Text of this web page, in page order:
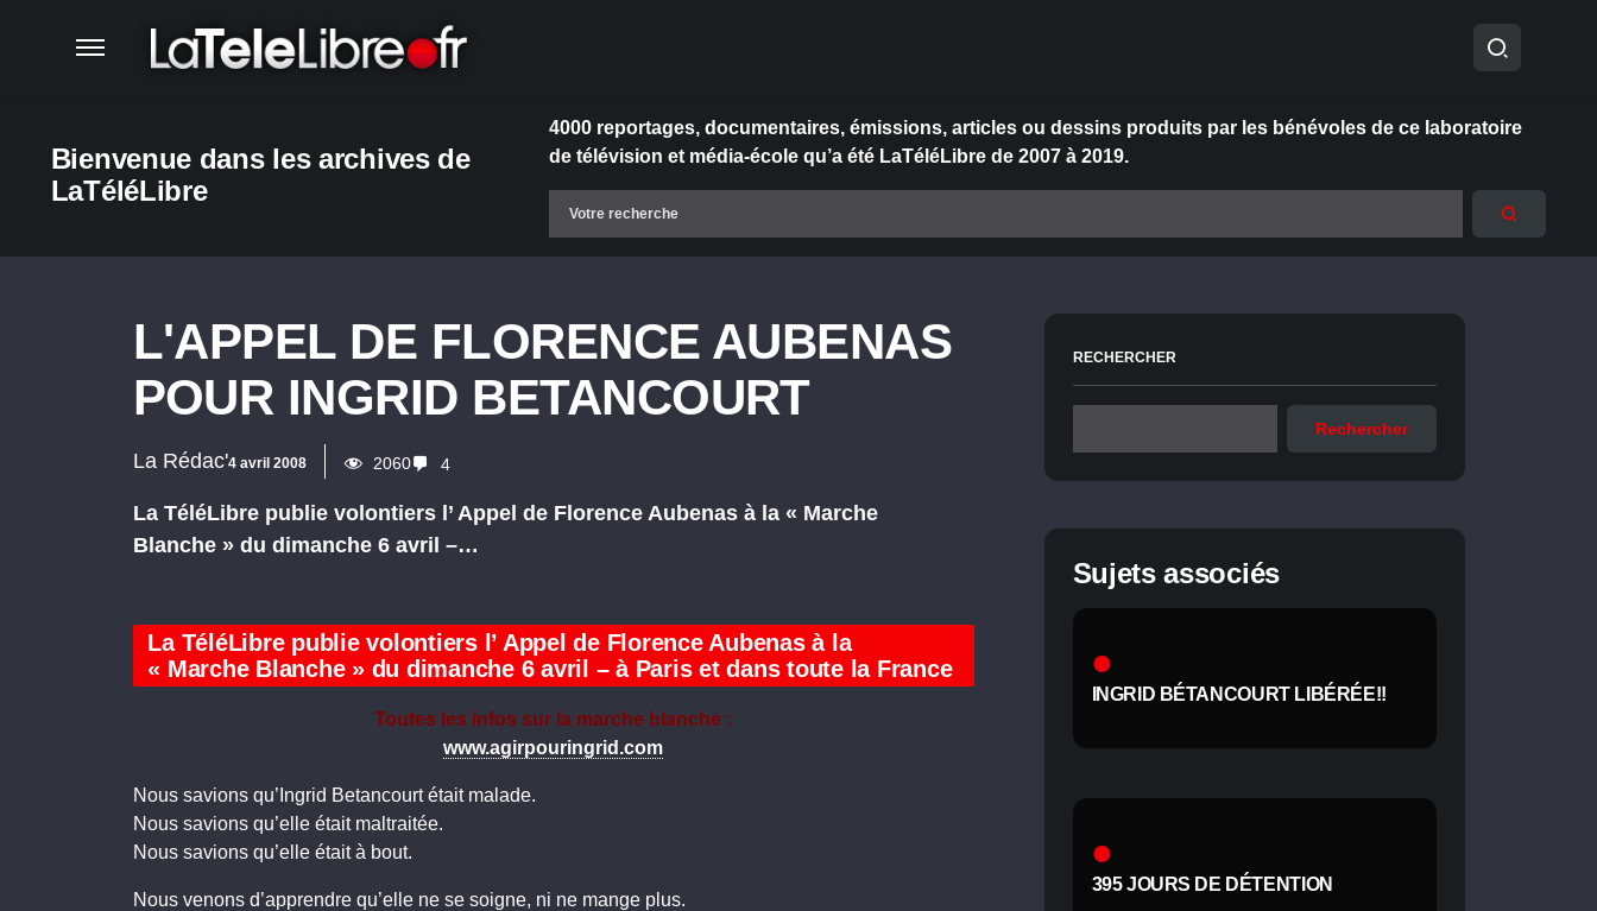
Bienvenue dans les archives de
LaTéléLibre
4000 reportages, documentaires, émissions, articles ou dessins produits par les bénévoles de ce laboratoire
de télévision et média-école qu’a été LaTéléLibre de 2007 à 2019.
L'APPEL DE FLORENCE AUBENAS
POUR INGRID BETANCOURT
La Rédac'4 avril 2008 2060 4
La TéléLibre publie volontiers l’ Appel de Florence Aubenas à la « Marche
Blanche » du dimanche 6 avril –…
La TéléLibre publie volontiers l’ Appel de Florence Aubenas à la
« Marche Blanche » du dimanche 6 avril – à Paris et dans toute la France
Toutes les infos sur la marche blanche :
www.agirpouringrid.com
Nous savions qu’Ingrid Betancourt était malade.
Nous savions qu’elle était maltraitée.
Nous savions qu’elle était à bout.
Nous venons d’apprendre qu’elle ne se soigne, ni ne mange plus.
RECHERCHER
Rechercher
Sujets associés
INGRID BÉTANCOURT LIBÉRÉE!!
395 JOURS DE DÉTENTION